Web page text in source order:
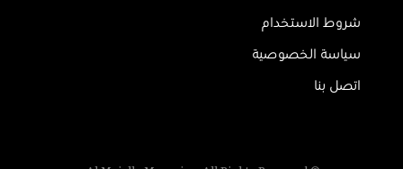
شروط الاستخدام
سياسة الخصوصية
اتصل بنا